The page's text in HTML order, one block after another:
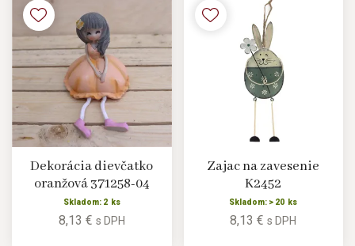
Dekorácia dievčatko
oranžová 371258-04
Skladom: 2 ks
8,13 € s DPH
Zajac na zavesenie
K2452
Skladom: > 20 ks
8,13 €s DPH